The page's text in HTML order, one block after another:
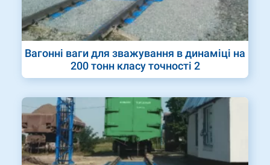
Вагонні ваги для зважування в динаміці на
200 тонн класу точності 2